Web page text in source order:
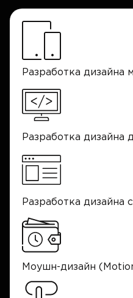
Разработка дизайна
Разработка дизайна
Разработка дизайна
Моушн-дизайн